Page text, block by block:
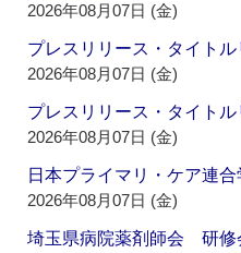
2026年08月07日 (金)
プレスリリース・タイト
2026年08月07日 (金)
プレスリリース・タイト
2026年08月07日 (金)
日本プライマリ・ケア
2026年08月07日 (金)
埼玉県病院薬剤師会 研